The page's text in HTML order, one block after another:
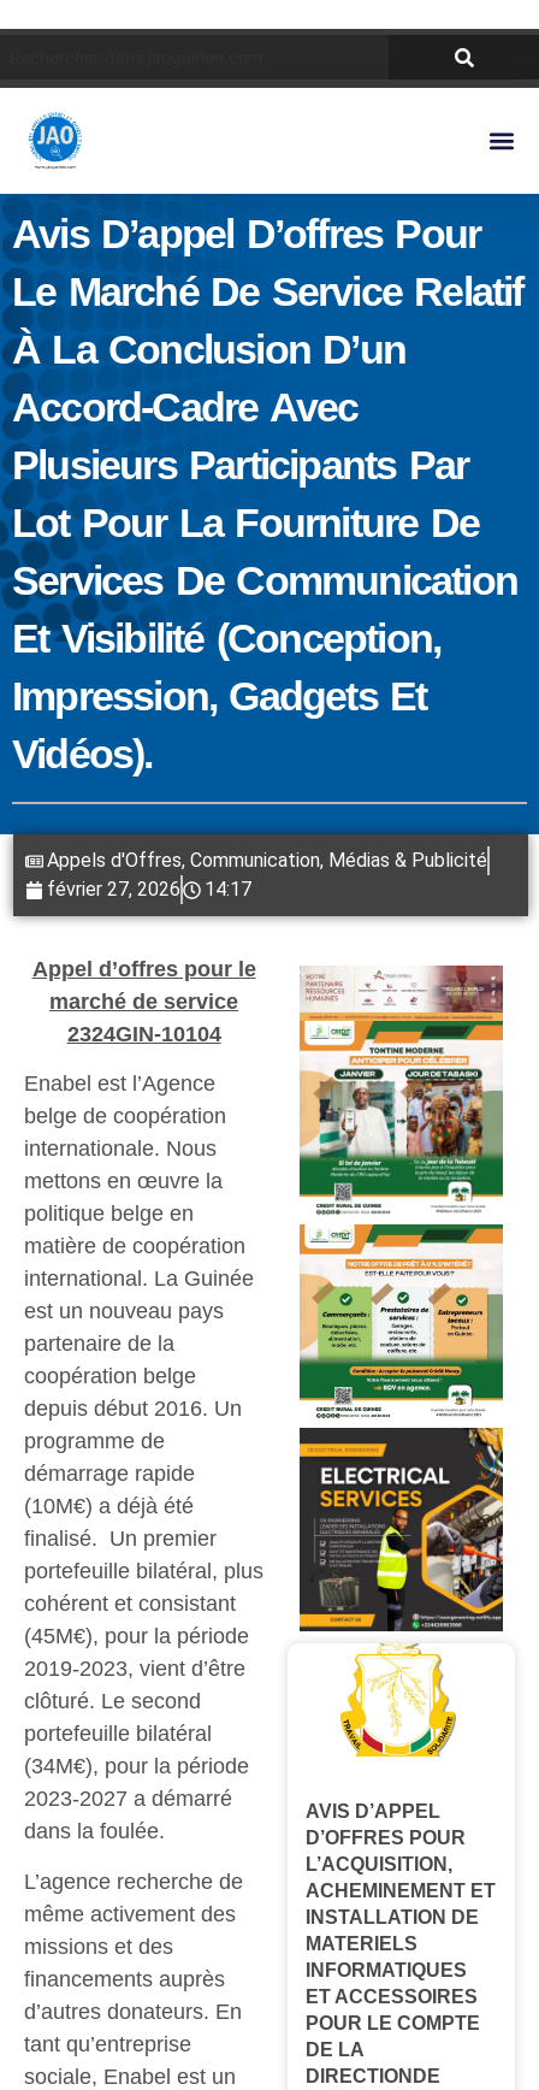
Avis D’appel D’offres Pour
Le Marché De Service Relatif
À La Conclusion D’un
Accord-Cadre Avec
Plusieurs Participants Par
Lot Pour La Fourniture De
Services De Communication
Et Visibilité (conception,
Impression, Gadgets Et
Vidéos).
Appels d'Offres, Communication, Médias & Publicité
février 27, 2026
14:17
Appel d’offres pour le
marché de service
2324GIN-10104
Enabel est l’Agence
belge de coopération
internationale. Nous
mettons en œuvre la
politique belge en
matière de coopération
international. La Guinée
est un nouveau pays
partenaire de la
coopération belge
depuis début 2016. Un
programme de
démarrage rapide
(10M€) a déjà été
finalisé. Un premier
portefeuille bilatéral, plus
cohérent et consistant
(45M€), pour la période
2019-2023, vient d’être
clôturé. Le second
portefeuille bilatéral
(34M€), pour la période
2023-2027 a démarré
dans la foulée.
L’agence recherche de
même activement des
missions et des
financements auprès
d’autres donateurs. En
tant qu’entreprise
sociale, Enabel est un
AVIS D’APPEL
D’OFFRES POUR
L’ACQUISITION,
ACHEMINEMENT ET
INSTALLATION DE
MATERIELS
INFORMATIQUES
ET ACCESSOIRES
POUR LE COMPTE
DE LA
DIRECTIONDE